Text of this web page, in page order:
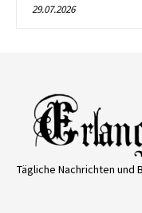
29.07.2026
Tägliche Nachrichten und